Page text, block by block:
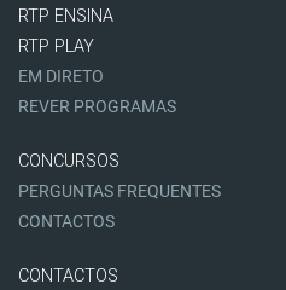
RTP ENSINA
RTP PLAY
EM DIRETO
REVER PROGRAMAS
CONCURSOS
PERGUNTAS FREQUENTES
CONTACTOS
CONTACTOS